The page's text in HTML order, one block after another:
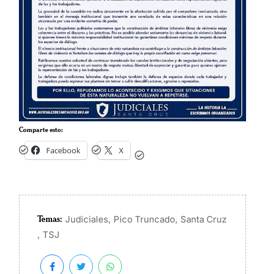
Comparte esto:
Facebook X
Temas: Judiciales, Pico Truncado, Santa Cruz
, TSJ